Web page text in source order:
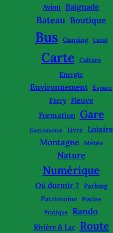
Avion Baignade
Bateau Boutique
Bus Camping Canal
Carte Culture
Energie
Environnement Espace
Ferry Fleuve
Formation Gare
Gastronomie Livre Loisirs
Montagne Météo
Nature
Numérique
Où dormir ? Parking
Patrimoine
Piscine
Pratique
Rando
Rivière & Lac Route